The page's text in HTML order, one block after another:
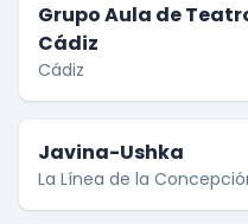
Grupo Aula de
Cádiz
Cádiz
Javina-Ushka
La Línea de la